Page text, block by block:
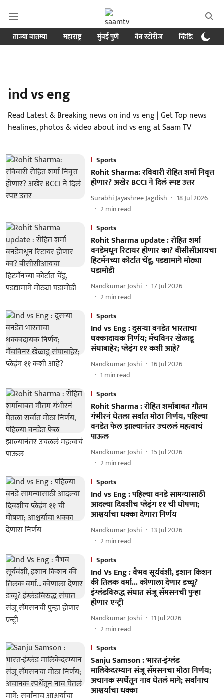
ताज्या बातम्या महाराष्ट्र मुंबई पुणे वेब स्टोरीज व्हिडिओ
ind vs eng
Read Latest & Breaking news on ind vs eng | Get Top news
healines, photos & video about ind vs eng at Saam TV
Sports
Rohit Sharma: रविवारी रोहित शर्मा निवृत्त
होणार? अखेर BCCI ने दिलं स्पष्ट उत्तर
Surabhi Jayashree Jagdish
18 Jul 2026
2min read
Sports
Rohit Sharma update : रोहित शर्मा
वनडेमधून रिटायर होणार का? बीसीसीआयचा
हिटमॅनच्या कोर्टात चेंडू, पडद्यामागे मोठ्या
घडामोडी
Nandkumar Joshi
17 Jul 2026
2min read
Sports
Ind vs Eng : दुसऱ्या वनडेत भारताचा
धक्कादायक निर्णय; मॅचविनर खेळाडू
संघाबाहेर; प्लेइंग ११ कशी आहे?
Nandkumar Joshi
16 Jul 2026
1 min read
Sports
Rohit Sharma : रोहित शर्माबाबत गौतम
गंभीरनं घेतला सर्वात मोठा निर्णय, पहिल्या
वनडेत फेल झाल्यानंतर उचललं महत्वाचं
पाऊल
Nandkumar Joshi
15 Jul 2026
2min read
Sports
Ind vs Eng : पहिल्या वनडे सामन्यासाठी
आदल्या दिवशीच प्लेइंग ११ ची घोषणा;
आश्चर्याचा धक्का देणारा निर्णय
Nandkumar Joshi
13 Jul 2026
2min read
Sports
Ind Vs Eng : वैभव सूर्यवंशी, इशान किशन
की तिलक वर्मा... कोणाला देणार डच्चू?
इंग्लंडविरुद्ध संघात संजू सॅमसनची पुन्हा
होणार एन्ट्री
Nandkumar Joshi
11 Jul 2026
2min read
Sports
Sanju Samson : भारत-इंग्लंड
मालिकेदरम्यान संजू सॅमसनचा मोठा निर्णय;
अचानक स्पर्धेतून नाव घेतलं मागे; सर्वांनाच
आश्चर्याचा धक्का